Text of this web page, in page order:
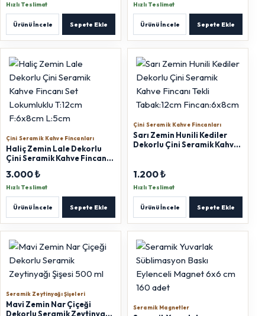
Hızlı Teslimat
Ürünü İncele Sepete Ekle
Hızlı Teslimat
Ürünü İncele Sepete Ekle
Çini Seramik Kahve Fincanları
Haliç Zemin Lale Dekorlu
Çini Seramik Kahve Fincanı
F:6x8cm L:5cm
3.000 ₺
Hızlı Teslimat
Ürünü İncele Sepete Ekle
Çini Seramik Kahve Fincanları
Sarı Zemin Hunili Kediler
Dekorlu Çini Seramik Kahve
1.200 ₺
Hızlı Teslimat
Ürünü İncele Sepete Ekle
Seramik Zeytinyağı Şişeleri
Mavi Zemin Nar Çiçeği
Dekorlu Seramik Zeytinyağı
Seramik Magnetler